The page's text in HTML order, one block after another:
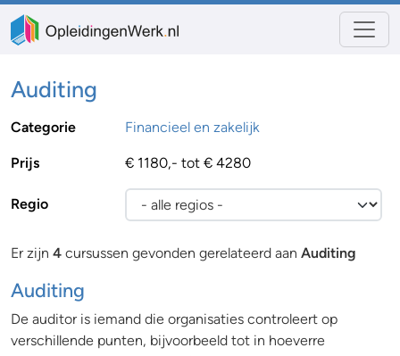
Auditing
Categorie Financieel en zakelijk
Prijs € 1180,- tot € 4280
Regio
Er zijn 4 cursussen gevonden gerelateerd aan Auditing
Auditing
De auditor is iemand die organisaties controleert op
verschillende punten, bijvoorbeeld tot in hoeverre